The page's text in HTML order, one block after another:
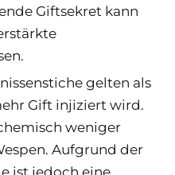
Giftsekret kann
gelten als
Gift injiziert wird.
weniger
Aufgrund der
ist jedoch eine